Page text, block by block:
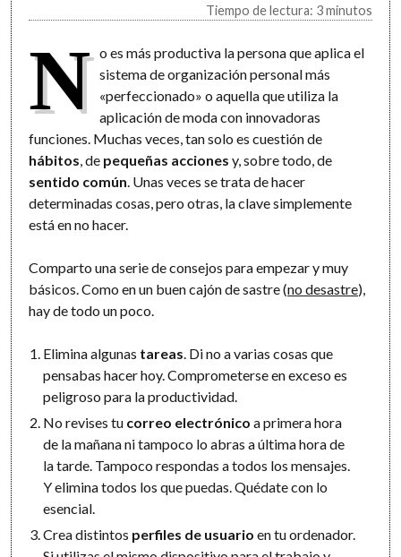
Tiempo de lectura: 3 minutos
N o es más productiva la persona que aplica el
sistema de organización personal más
«perfeccionado» o aquella que utiliza la
aplicación de moda con innovadoras
funciones. Muchas veces, tan solo es cuestión de
hábitos , de pequeñas acciones y, sobre todo, de
sentido común . Unas veces se trata de hacer
determinadas cosas, pero otras, la clave simplemente
está en no hacer.
Comparto una serie de consejos para empezar y muy
básicos. Como en un buen cajón de sastre (no desastre),
hay de todo un poco.
Elimina algunas tareas . Di no a varias cosas que
pensabas hacer hoy. Comprometerse en exceso es
peligroso para la productividad.
No revises tu correo electrónico a primera hora
de la mañana ni tampoco lo abras a última hora de
la tarde. Tampoco respondas a todos los mensajes.
Y elimina todos los que puedas. Quédate con lo
esencial.
Crea distintos perfiles de usuario en tu ordenador.